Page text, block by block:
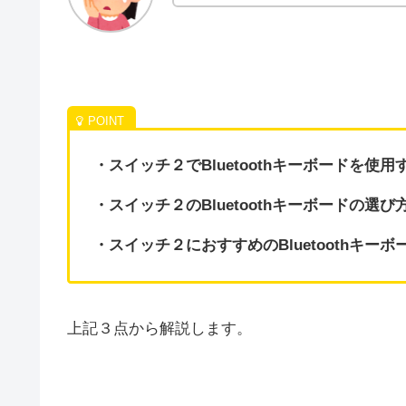
・スイッチ２でBluetoothキーボードを使用
・スイッチ２のBluetoothキーボードの選び
・スイッチ２におすすめのBluetoothキーボ
上記３点から解説します。